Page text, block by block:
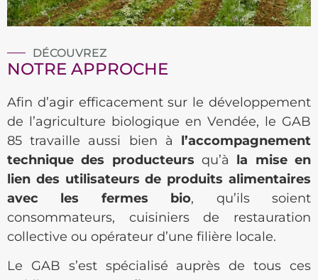
DÉCOUVREZ
NOTRE APPROCHE
Afin d’agir efficacement sur le développement
de l’agriculture biologique en Vendée, le GAB
85 travaille aussi bien à l’accompagnement
technique des producteurs qu’à la mise en
lien des utilisateurs de produits alimentaires
avec les fermes bio, qu’ils soient
consommateurs, cuisiniers de restauration
collective ou opérateur d’une filière locale.
Le GAB s’est spécialisé auprès de tous ces